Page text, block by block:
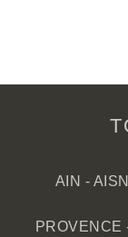
AIN -
PROVENCE